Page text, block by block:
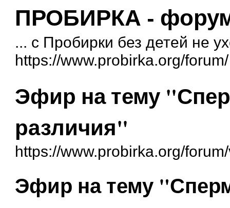
ПРОБИРКА - форум
... с Пробирки без детей не
https://www.probirka.org/forum/
Эфир на тему
различия"
https://www.probirka.org/
Эфир на тему